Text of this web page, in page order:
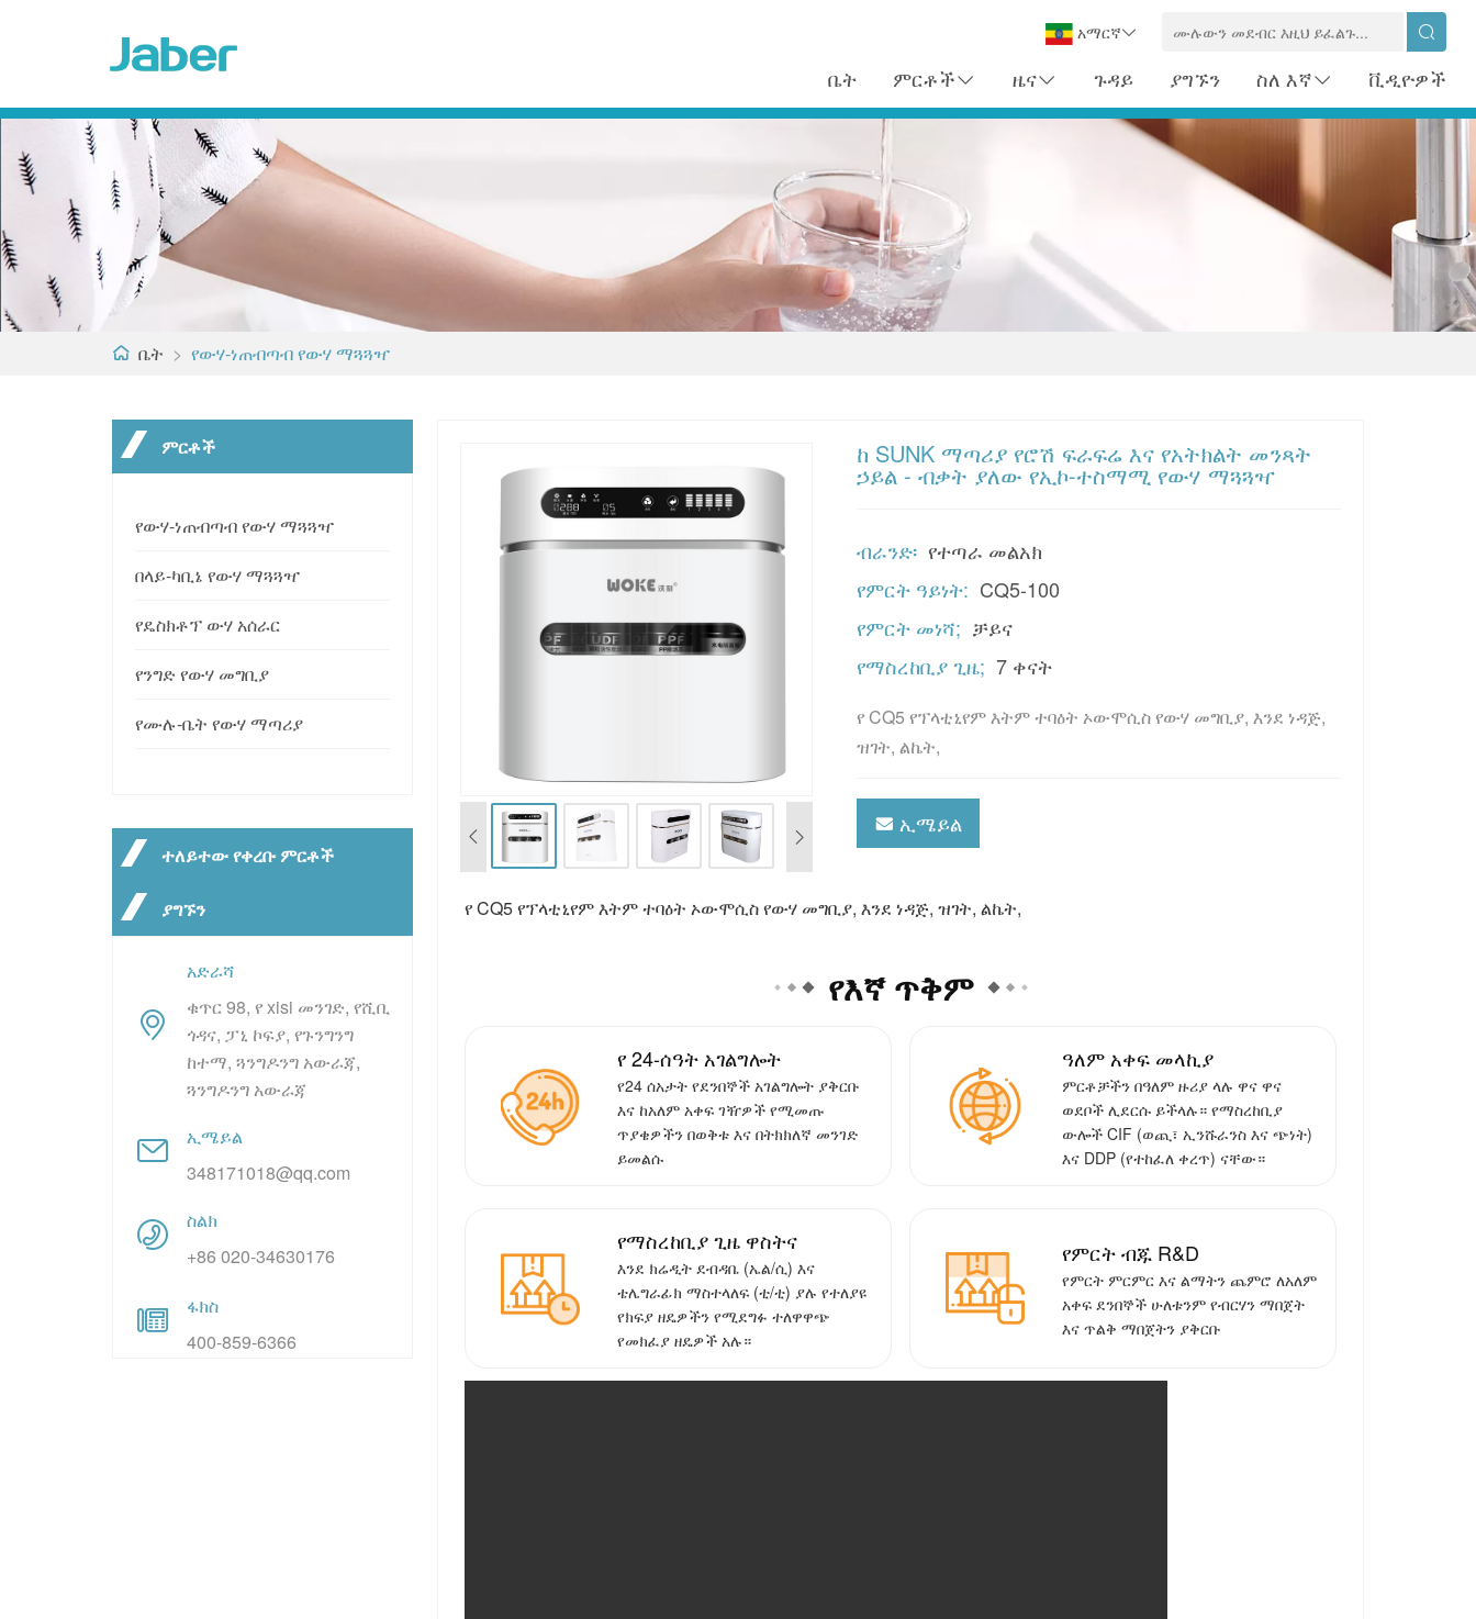
አማርኛ
ቤት ምርቶች ዜና ጉዳይ ያግኙን ስለ እኛ ቪዲዮዎች
ቤት > የውሃ-ነጠብጣብ የውሃ ማጓጓዣ
ምርቶች
የውሃ-ነጠብጣብ የውሃ ማጓጓዣ
በላይ-ካቢኔ የውሃ ማጓጓዣ
የዴስክቶፕ ውሃ አሰራር
የንግድ የውሃ መግቢያ
የሙሉ-ቤት የውሃ ማጣሪያ
ተለይተው የቀረቡ ምርቶች
ያግኙን
አድራሻ
ቁጥር 98, የ xisi መንገድ, የሺቢ
ጎዳና, ፓኒ ኮፍያ, የጉንግንግ
ከተማ, ጓንግዶንግ አውራጃ,
ጓንግዶንግ አውራጃ
ኢሜይል
348171018@qq.com
ስልክ
+86 020-34630176
ፋክስ
400-859-6366
ከ SUNK ማጣሪያ የሮሽ ፍራፍሬ እና የአትክልት መንጻት
ኃይል - ብቃት ያለው የኢኮ-ተስማሚ የውሃ ማጓጓዣ
ብራንድ፡ የተጣራ መልአክ
የምርት ዓይነት: CQ5-100
የምርት መነሻ; ቻይና
የማስረከቢያ ጊዜ; 7 ቀናት
የ CQ5 የፕላቲኒየም እትም ተባዕት ኦውሞሲስ የውሃ መግቢያ, እንደ ነዳጅ,
ዝገት, ልኬት,
ኢሜይል
የ CQ5 የፕላቲኒየም እትም ተባዕት ኦውሞሲስ የውሃ መግቢያ, እንደ ነዳጅ, ዝገት, ልኬት,
የእኛ ጥቅም
የ 24-ሰዓት አገልግሎት
የ24 ሰአታት የደንበኞች አገልግሎት ያቅርቡ
እና ከአለም አቀፍ ገዥዎች የሚመጡ
ጥያቄዎችን በወቅቱ እና በትክክለኛ መንገድ
ይመልሱ
ዓለም አቀፍ መላኪያ
ምርቶቻችን በዓለም ዙሪያ ላሉ ዋና ዋና
ወደቦች ሊደርሱ ይችላሉ። የማስረከቢያ
ውሎች CIF (ወጪ፣ ኢንሹራንስ እና ጭነት)
እና DDP (የተከፈለ ቀረጥ) ናቸው።
የማስረከቢያ ጊዜ ዋስትና
እንደ ክሬዲት ደብዳቤ (ኤል/ሲ) እና
ቴሌግራፊክ ማስተላለፍ (ቲ/ቲ) ያሉ የተለያዩ
የክፍያ ዘዴዎችን የሚደግፉ ተለዋዋጭ
የመክፈያ ዘዴዎች አሉ።
የምርት ብጁ R&D
የምርት ምርምር እና ልማትን ጨምሮ ለአለም
አቀፍ ደንበኞች ሁለቱንም የብርሃን ማበጀት
እና ጥልቅ ማበጀትን ያቅርቡ